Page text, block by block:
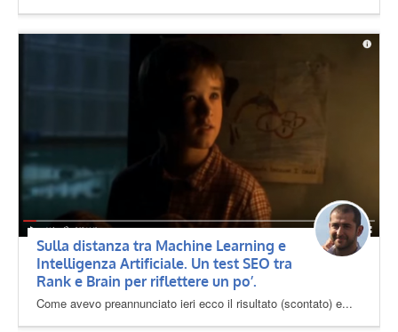
Sulla distanza tra Machine Learning e
Intelligenza Artificiale. Un test SEO tra
Rank e Brain per riflettere un po’.
Come avevo preannunciato ieri ecco il risultato (scontato) e...